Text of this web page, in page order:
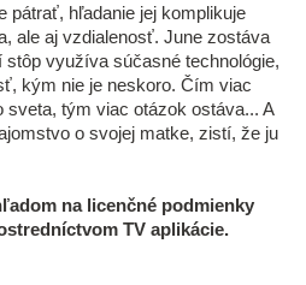
pátrať, hľadanie jej komplikuje
ale aj vzdialenosť. June zostáva
stôp využíva súčasné technológie,
kým nie je neskoro. Čím viac
sveta, tým viac otázok ostáva... A
o svojej matke, zistí, že ju
na licenčné podmienky
TV aplikácie.